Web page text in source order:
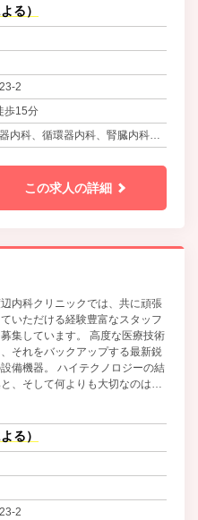
見守ります。 医療を通じて、地
会に貢献しませんか。 現在従業
すので、安心してお仕事いただ
す！ 19床2人夜勤ですので安心
。 当院は日本透析医学会の教育
施設です。 透析未経験でも可。
らお教えします。チャレンジし
る）
2
歩15分
内科、循環器内科、腎臓内科、
この求人の詳細
内科クリニックでは、共に頑張
ていただける経験豊富なスタッフ
集しています。 高度な医療技術
、それをバックアップする最新鋭
備機器。 ハイテクノロジーの結
、そして何よりも大切なのは人
見守ります。 医療を通じて、地
です。 しっかりフォローしてい
す！ 19床2人夜勤ですので安心
る）
2